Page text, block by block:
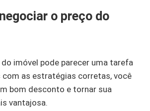
o preço do
imóvel pode parecer uma tarefa
com as estratégias corretas, você
bom desconto e tornar sua
vantajosa.